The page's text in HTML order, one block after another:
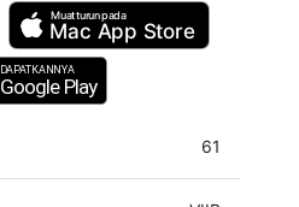
Muat turun pada
Mac App Store
DAPATKANNYA
Google Play
61